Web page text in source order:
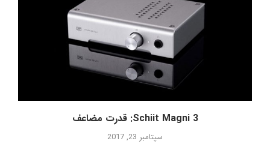
Schiit Magni 3: قدرت مضاعف
سپتامبر 23, 2017